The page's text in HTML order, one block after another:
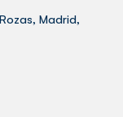
Madrid,